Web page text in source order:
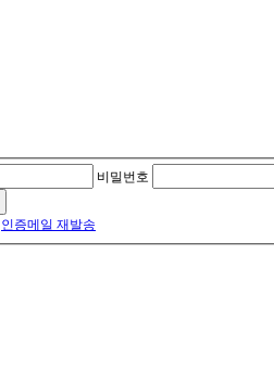
비밀번호
인증메일 재발송